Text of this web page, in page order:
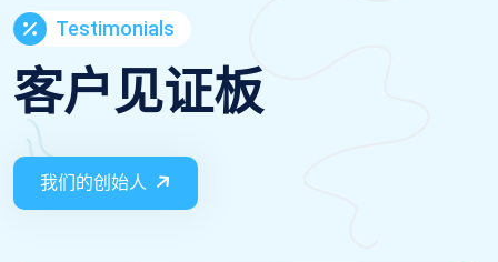
Testimonials
客户见证板
我们的创始人